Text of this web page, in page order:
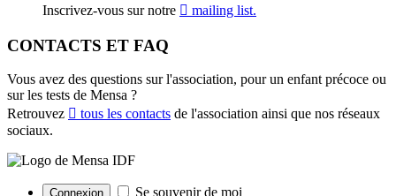
Inscrivez-vous sur notre
mailing list.
CONTACTS ET FAQ
Vous avez des questions sur l'association, pour un enfant précoce ou
sur les tests de Mensa ?
Retrouvez
tous les contacts de l'association ainsi que nos réseaux
sociaux.
Se souvenir de moi